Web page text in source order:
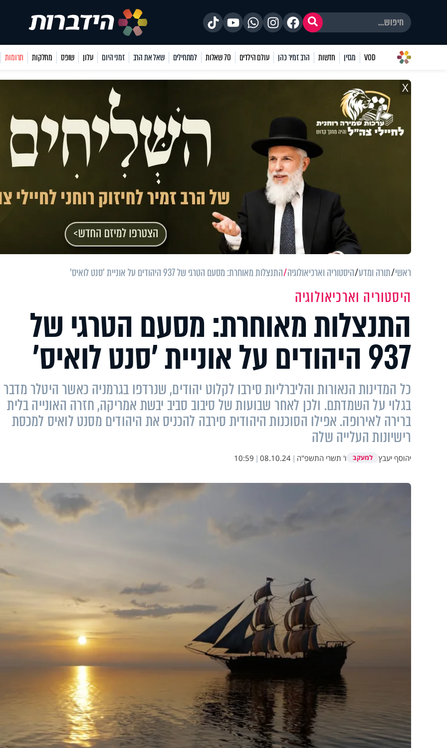
VOD מגזין חדשות הרב זמיר כהן עולם הילדים 70 שאלות למתחילים שאל את הרב זמני היום עלון שופס מחלקות תרומות
X
ראשי תורה ומדע היסטוריה וארכיאולוגיה התנצלות מאוחרת: מסעם הטרגי של 937 היהודים על אוניית 'סנט לואיס'
היסטוריה וארכיאולוגיה
התנצלות מאוחרת: מסעם הטרגי של
937 היהודים על אוניית 'סנט לואיס'
כל המדינות הנאורות והליברליות סירבו לקלוט יהודים, שנרדפו בגרמניה כאשר היטלר מדבר
בגלוי על השמדתם. ולכן לאחר שבועות של סיבוב סביב יבשת אמריקה, חזרה האונייה בלית
ברירה לאירופה. אפילו הסוכנות היהודית סירבה להכניס את היהודים מסנט לואיס למכסת
רישיונות העלייה שלה
יהוסף יעבץ למעקב ו' תשרי התשפ"ה |
08.10.24
|
10:59